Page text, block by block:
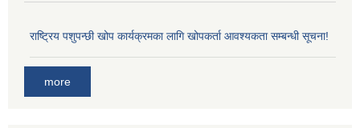
राष्ट्रिय पशुपन्छी खोप कार्यक्रमका लागि खोपकर्ता आवश्यकता सम्बन्धी सूचना!
more